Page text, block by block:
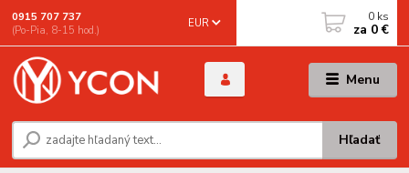
Menu
EUR
Hľadať
0915 707 737
(Po-Pia, 8-15 hod.)
0 ks
za 0 €